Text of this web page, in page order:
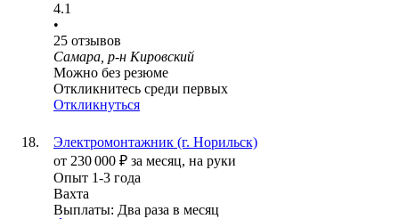
4.1
•
25 отзывов
Самара, р-н Кировский
Можно без резюме
Откликнитесь среди первых
Откликнуться
Электромонтажник (г. Норильск)
от 230 000 ₽ за месяц, на руки
Опыт 1-3 года
Вахта
Выплаты: Два раза в месяц